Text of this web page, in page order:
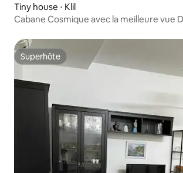
Tiny house ⋅ Klil
Cabane Cosmique avec la meilleure vue Dans le village
Superhôte
Superhôte